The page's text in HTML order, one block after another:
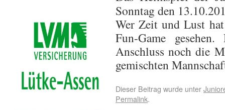
Sonntag den
Wer Zeit und Lust
Fun-Game
Anschluss noch die
gemischten
Dieser Beitrag wurde unter
Permalink.